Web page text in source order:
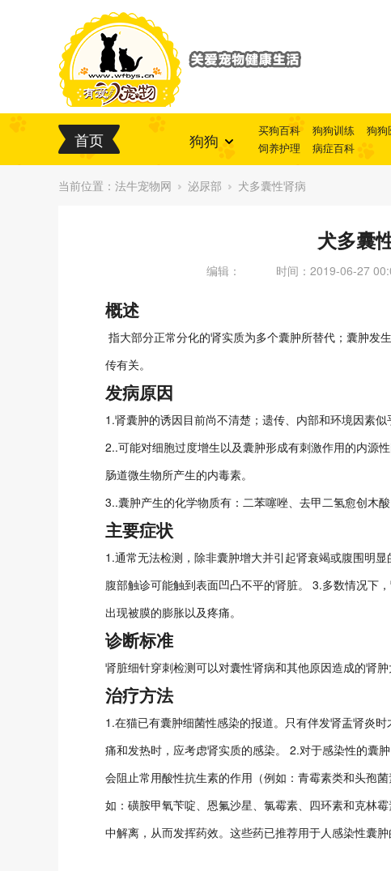
首页 狗狗 买狗百科 狗狗训练 狗狗
饲养护理
病症百科
当前位置： 法牛宠物网 泌尿部 犬多囊性肾病
犬多囊
编辑： 时间：2019-06-27
概述
指大部分正常分化的肾实质为多个囊肿所替代；囊肿发
传有关。
发病原因
1.肾囊肿的诱因目前尚不清楚；遗传、内部和环境因素似
2..可能对细胞过度增生以及囊肿形成有刺激作用的内源
肠道微生物所产生的内毒素。
3..囊肿产生的化学物质有：二苯噻唑、去甲二氢愈创木
主要症状
1.通常无法检测，除非囊肿增大并引起肾衰竭或腹围明
腹部触诊可能触到表面凹凸不平的肾脏。 3.多数情况下
出现被膜的膨胀以及疼痛。
诊断标准
肾脏细针穿刺检测可以对囊性肾病和其他原因造成的肾肿
治疗方法
1.在猫已有囊肿细菌性感染的报道。只有伴发肾盂肾炎
痛和发热时，应考虑肾实质的感染。 2.对于感染性的囊
会阻止常用酸性抗生素的作用（例如：青霉素类和头孢
如：磺胺甲氧苄啶、恩氟沙星、氯霉素、四环素和克林
中解离，从而发挥药效。这些药已推荐用于人感染性囊肿